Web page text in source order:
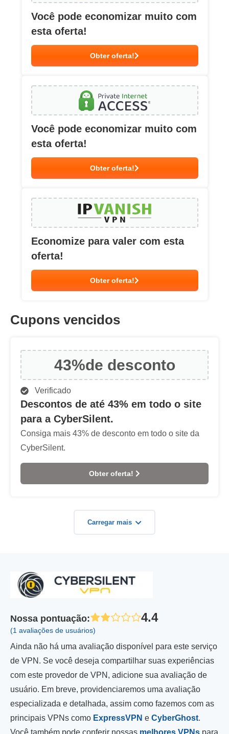
Você pode economizar muito com
esta oferta!
Obter oferta!
Você pode economizar muito com
esta oferta!
Obter oferta!
Economize para valer com esta
oferta!
Obter oferta!
Cupons vencidos
43%de desconto
Verificado
Descontos de até 43% em todo o site
para a CyberSilent.
Consiga mais 43% de desconto em todo o site da
CyberSilent.
Obter oferta!
Carregar mais
Nossa pontuação: 4.4
(1 avaliações de usuários)
Ainda não há uma avaliação disponível para este serviço
de VPN. Se você deseja compartilhar suas experiências
com este provedor de VPN, adicione sua avaliação de
usuário. Em breve, providenciaremos uma avaliação
especializada e detalhada, assim como fazemos com as
principais VPNs como ExpressVPN e CyberGhost.
Você também pode conferir nossas melhores VPNs para